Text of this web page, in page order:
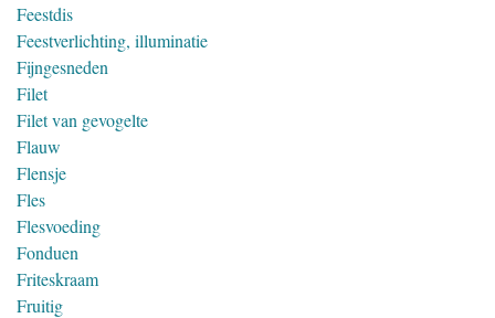
Feestdis
Feestverlichting, illuminatie
Fijngesneden
Filet
Filet van gevogelte
Flauw
Flensje
Fles
Flesvoeding
Fonduen
Friteskraam
Fruitig